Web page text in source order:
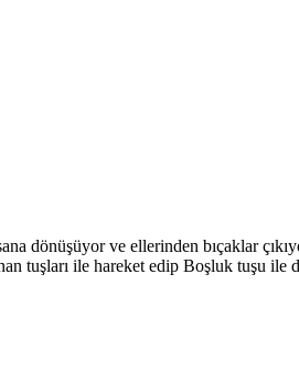
dönüşüyor ve ellerinden bıçaklar
tuşları ile hareket edip Boşluk tuşu